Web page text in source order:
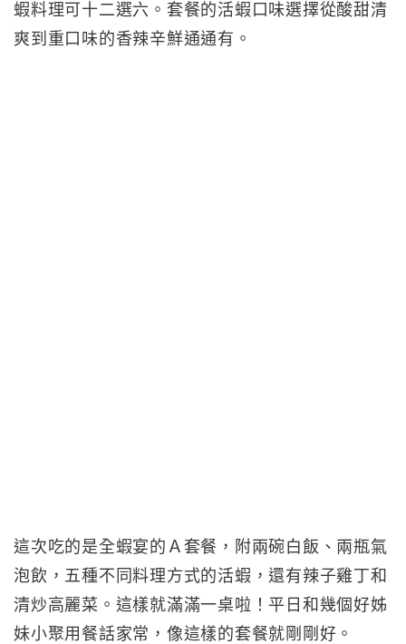
蝦料理可十二選六。套餐的活蝦口味選擇從酸甜清
爽到重口味的香辣辛鮮通通有。
這次吃的是全蝦宴的Ａ套餐，附兩碗白飯、兩瓶氣
泡飲，五種不同料理方式的活蝦，還有辣子雞丁和
清炒高麗菜。這樣就滿滿一桌啦！平日和幾個好姊
妹小聚用餐話家常，像這樣的套餐就剛剛好。